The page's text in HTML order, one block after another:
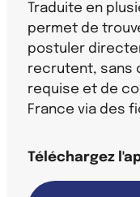
Traduite en
permet de
postuler
recrutent, sans
requise et de
France via des
Téléchargez